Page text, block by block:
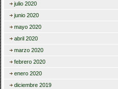
julio 2020
junio 2020
mayo 2020
abril 2020
marzo 2020
febrero 2020
enero 2020
diciembre 2019